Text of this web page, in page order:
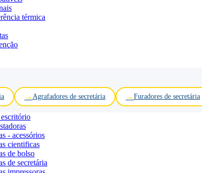
térmica
Agrafadores de secretária Furadores de secretária
- acessórios
cientificas
de bolso
de secretária